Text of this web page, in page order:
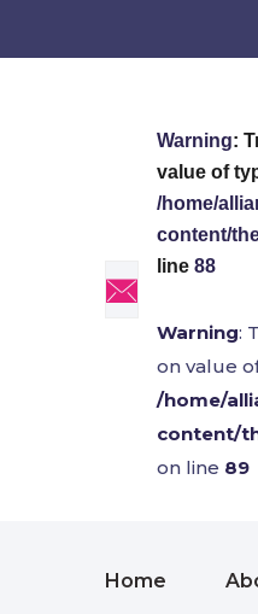
Warning:
value of
/home/
content/
line 88
Warning:
on value
/home/
content/
on line 89
Home